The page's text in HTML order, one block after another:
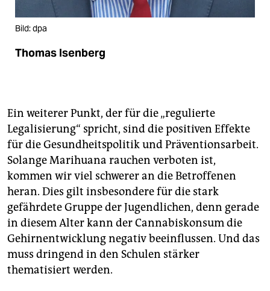
Bild: dpa
Thomas Isenberg
Ein weiterer Punkt, der für die „regulierte
Legalisierung“ spricht, sind die positiven Effekte
für die Gesundheitspolitik und Präventionsarbeit.
Solange Marihuana rauchen verboten ist,
kommen wir viel schwerer an die Betroffenen
heran. Dies gilt insbesondere für die stark
gefährdete Gruppe der Jugendlichen, denn gerade
in diesem Alter kann der Cannabiskonsum die
Gehirnentwicklung negativ beeinflussen. Und das
muss dringend in den Schulen stärker
thematisiert werden.